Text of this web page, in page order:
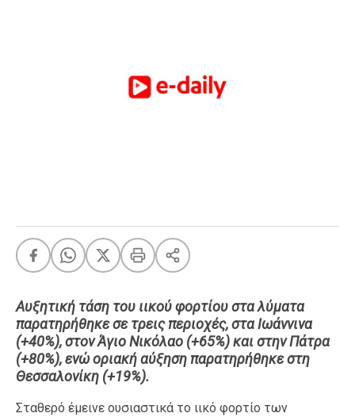
OMG LOL
A-List LGBTQI+
LIFE
Food
Body+Mind
Αυξητική τάση του ιικού φορτίου στα λύματα
παρατηρήθηκε σε τρεις περιοχές, στα Ιωάννινα
(+40%), στον Άγιο Νικόλαο (+65%) και στην Πάτρα
(+80%), ενώ οριακή αύξηση παρατηρήθηκε στη
Θεσσαλονίκη (+19%).
Σταθερό έμεινε ουσιαστικά το ιικό φορτίο των